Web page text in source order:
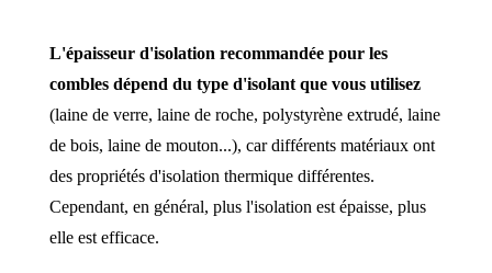
L'épaisseur d'isolation recommandée pour les
combles dépend du type d'isolant que vous utilisez
(laine de verre, laine de roche, polystyrène extrudé, laine
de bois, laine de mouton...), car différents matériaux ont
des propriétés d'isolation thermique différentes.
Cependant, en général, plus l'isolation est épaisse, plus
elle est efficace.